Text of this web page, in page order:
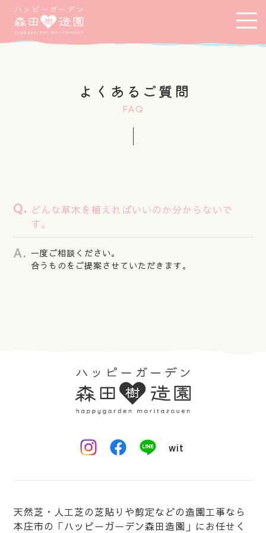
よくあるご質問
FAQ
どんな草木を植えればいいのか分からないで
す。
一度ご相談ください。
合うものをご提案させていただきます。
天然芝・人工芝の芝貼りや剪定などの造園工事なら
本庄市の「ハッピーガーデン森田造園」にお任せく